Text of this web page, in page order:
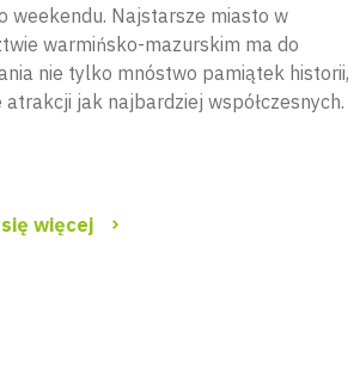
weekendu. Najstarsze miasto w
warmińsko-mazurskim ma do
nie tylko mnóstwo pamiątek historii,
atrakcji jak najbardziej współczesnych.
więcej